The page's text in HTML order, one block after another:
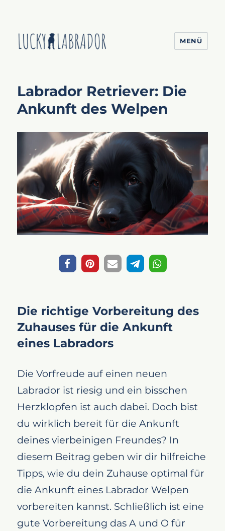
MENÜ
Labrador Retriever: Die
Ankunft des Welpen
Die richtige Vorbereitung des
Zuhauses für die Ankunft
eines Labradors
Die Vorfreude auf einen neuen
Labrador ist riesig und ein bisschen
Herzklopfen ist auch dabei. Doch bist
du wirklich bereit für die Ankunft
deines vierbeinigen Freundes? In
diesem Beitrag geben wir dir hilfreiche
Tipps, wie du dein Zuhause optimal für
die Ankunft eines Labrador Welpen
vorbereiten kannst. Schließlich ist eine
gute Vorbereitung das A und O für